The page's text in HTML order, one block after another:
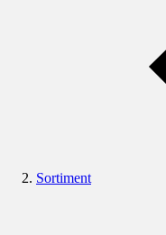
Sortiment